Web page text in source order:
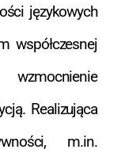
językowych
współczesnej
Realizująca
m.in.